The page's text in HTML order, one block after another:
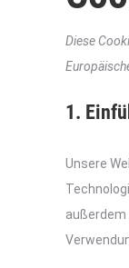
Diese
1.
Unsere